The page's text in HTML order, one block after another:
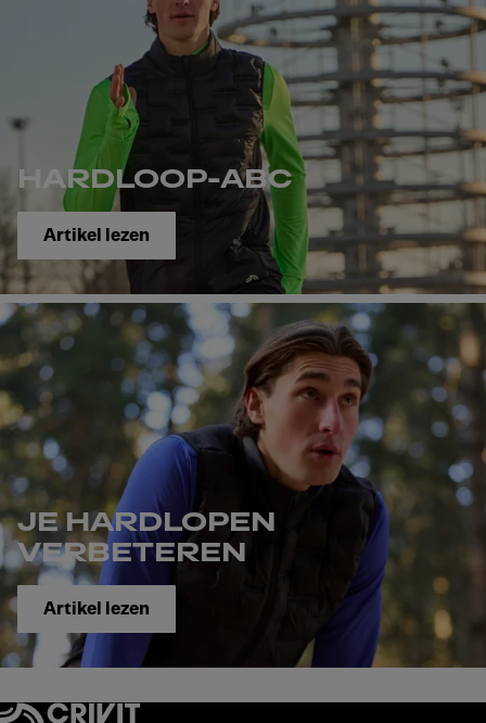
HARDLOOP-ABC
Artikel lezen
JE HARDLOPEN
VERBETEREN
Artikel lezen